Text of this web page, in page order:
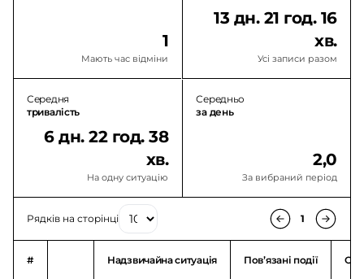
1
Мають час відміни
13 дн. 21 год. 16
хв.
Усі записи разом
Середня
тривалість
6 дн. 22 год. 38
хв.
На одну ситуацію
Середньо
за день
2,0
За вибраний період
Рядків на сторінці 1
# Надзвичайна ситуація Повʼязані події